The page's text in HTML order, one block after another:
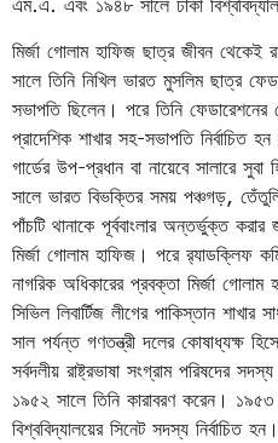
মির্জা গোলাম হাফিজ ছাত্র জীবন থেকেই
সালে তিনি নিখিল ভারত মুসলিম ছাত্র
সভাপতি ছিলেন। পরে তিনি ফেডারেশনের
প্রাদেশিক শাখার সহ-সভাপতি নির্বাচিত
গার্ডের উপ-প্রধান বা নায়েবে সালারে
সালে ভারত বিভক্তির সময় পঞ্চগড়,
পাঁচটি থানাকে পূর্ববাংলার অন্তর্ভুক্ত
মির্জা গোলাম হাফিজ। পরে র‌্যাডক্লিফ
নাগরিক অধিকারের প্রবক্তা মির্জা
সিভিল লিবার্টিজ লীগের পাকিস্তান
সাল পর্যন্ত গণতন্ত্রী দলের কোষাধ্যক্ষ
সর্বদলীয় রাষ্ট্রভাষা সংগ্রাম পরিষদের
১৯৫২ সালে তিনি কারাবরণ করেন।
বিশ্ববিদ্যালয়ের সিনেট সদস্য নির্বাচিত হন।